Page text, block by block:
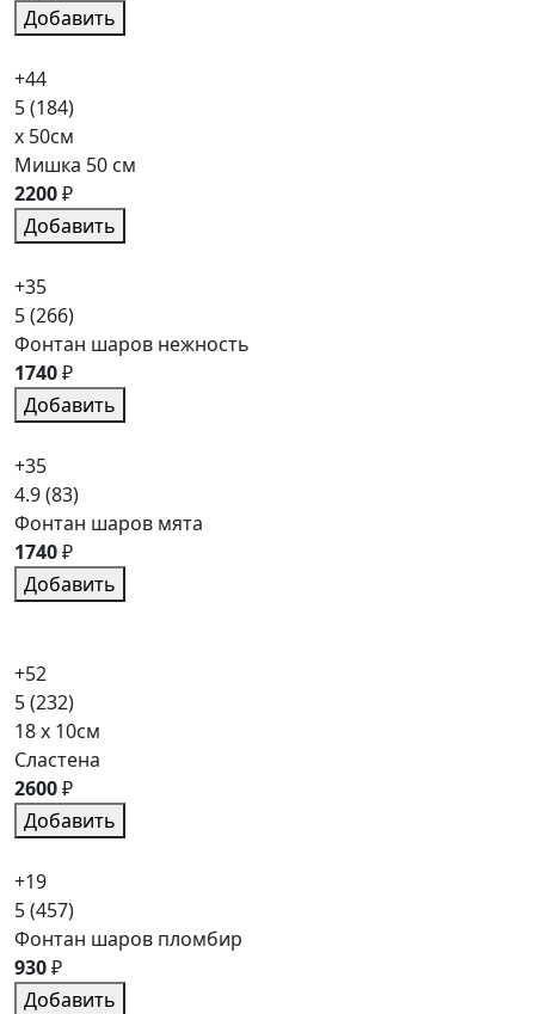
Добавить
+44
5(184)
x 50см
Мишка 50 см
2200₽
Добавить
+35
5(266)
Фонтан шаров нежность
1740₽
Добавить
+35
4.9(83)
Фонтан шаров мята
1740₽
Добавить
+52
5(232)
18 x 10см
Сластена
2600₽
Добавить
+19
5(457)
Фонтан шаров пломбир
930₽
Добавить